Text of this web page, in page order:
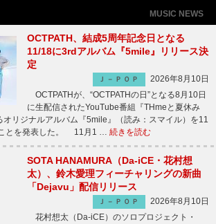
MUSIC NEWS
OCTPATH、結成5周年記念日となる
11/18に3rdアルバム『5mile』リリース決
定
Ｊ－ＰＯＰ
2026年8月10日
OCTPATHが、“OCTPATHの日”となる8月10日
に生配信されたYouTube番組『THmeと夏休み
リジナルアルバム『5mile』（読み：スマイル）を11
とを発表した。 11月1 … 続きを読む
SOTA HANAMURA（Da-iCE・花村想
太）、鈴木愛理フィーチャリングの新曲
「Dejavu」配信リリース
Ｊ－ＰＯＰ
2026年8月10日
花村想太（Da-iCE）のソロプロジェクト・